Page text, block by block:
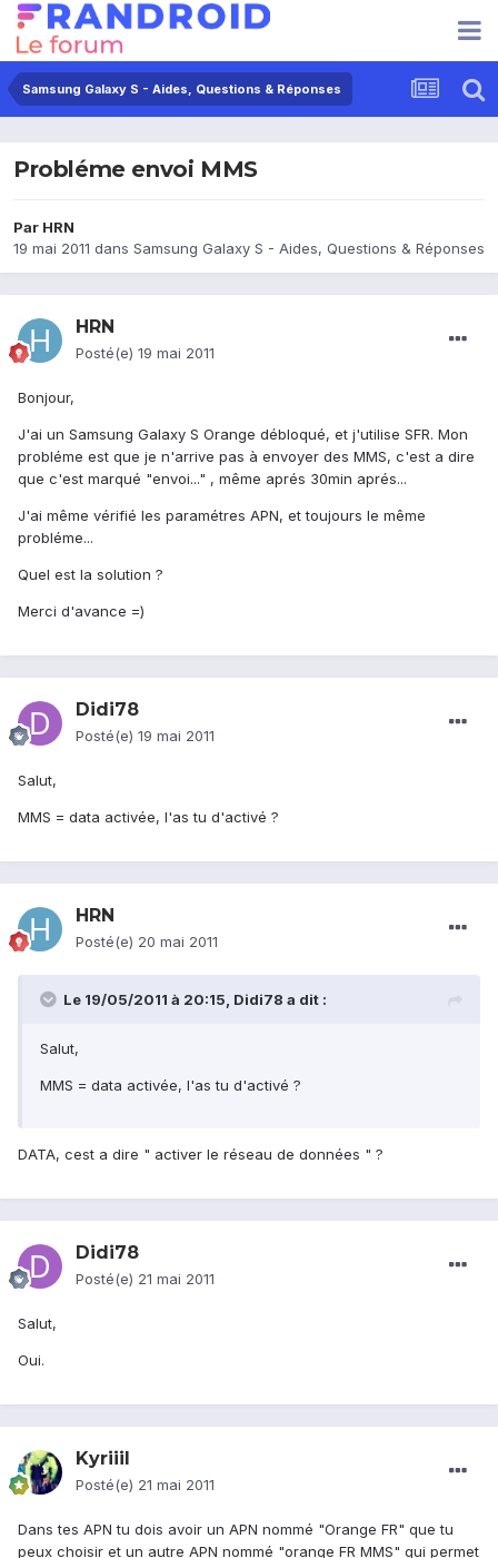
Samsung Galaxy S - Aides, Questions & Réponses
Probléme envoi MMS
Par HRN
19 mai 2011 dans Samsung Galaxy S - Aides, Questions & Réponses
HRN
Posté(e) 19 mai 2011
Bonjour,
J'ai un Samsung Galaxy S Orange débloqué, et j'utilise SFR. Mon
probléme est que je n'arrive pas à envoyer des MMS, c'est a dire
que c'est marqué "envoi..." , même aprés 30min aprés...
J'ai même vérifié les paramétres APN, et toujours le même
probléme...
Quel est la solution ?
Merci d'avance =)
Didi78
Posté(e) 19 mai 2011
Salut,
MMS = data activée, l'as tu d'activé ?
HRN
Posté(e) 20 mai 2011
Le 19/05/2011 à 20:15, Didi78 a dit :
Salut,
MMS = data activée, l'as tu d'activé ?
DATA, cest a dire " activer le réseau de données " ?
Didi78
Posté(e) 21 mai 2011
Salut,
Oui.
Kyriiil
Posté(e) 21 mai 2011
Dans tes APN tu dois avoir un APN nommé "Orange FR" que tu
peux choisir et un autre APN nommé "orange FR MMS" qui permet